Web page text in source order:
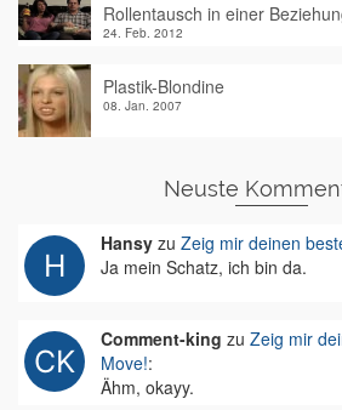
Rollentausch in einer
24. Feb. 2012
Plastik-Blondine
08. Jan. 2007
Neuste
Hansy zu Zeig mir deinen
Ja mein Schatz, ich bin da.
Comment-king zu Zeig mir
Move!:
Ähm, okayy.